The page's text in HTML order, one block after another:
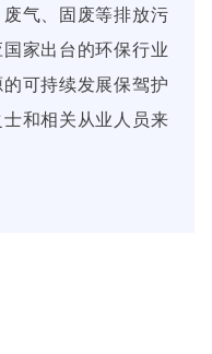
气、固废等排放污
家出台的环保行业
可持续发展保驾护
和相关从业人员来